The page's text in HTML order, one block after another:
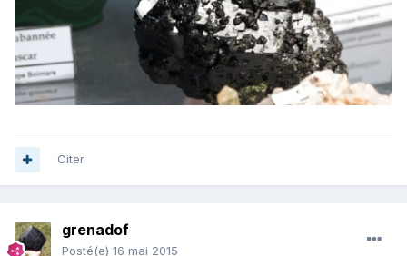
Citer
grenadof
Posté(e) 16 mai 2015